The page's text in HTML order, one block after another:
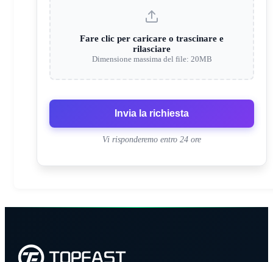
Fare clic per caricare o trascinare e
rilasciare
Dimensione massima del file: 20MB
Invia la richiesta
Vi risponderemo entro 24 ore